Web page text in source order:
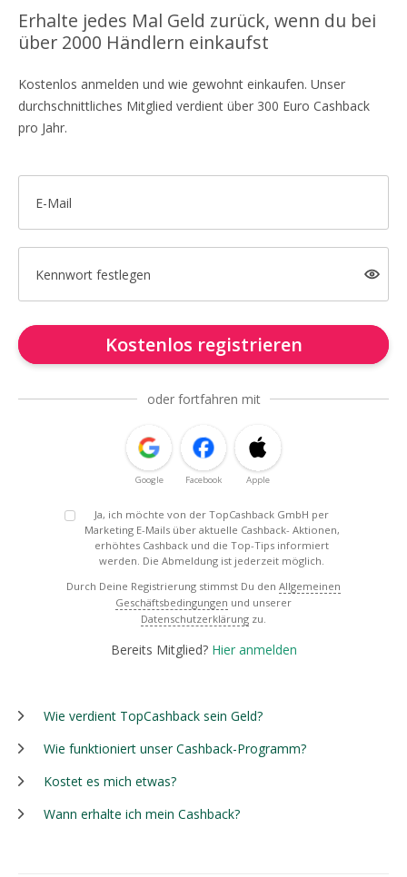
Erhalte jedes Mal Geld zurück, wenn du bei
über 2000 Händlern einkaufst
Kostenlos anmelden und wie gewohnt einkaufen. Unser
durchschnittliches Mitglied verdient über 300 Euro Cashback
pro Jahr.
E-Mail
Kennwort festlegen
Kostenlos registrieren
oder fortfahren mit
Google Facebook Apple
Ja, ich möchte von der TopCashback GmbH per
Marketing E-Mails über aktuelle Cashback- Aktionen,
erhöhtes Cashback und die Top-Tips informiert
werden. Die Abmeldung ist jederzeit möglich.
Durch Deine Registrierung stimmst Du den Allgemeinen
Geschäftsbedingungen und unserer
Datenschutzerklärung zu.
Bereits Mitglied? Hier anmelden
Wie verdient TopCashback sein Geld?
Wie funktioniert unser Cashback-Programm?
Kostet es mich etwas?
Wann erhalte ich mein Cashback?